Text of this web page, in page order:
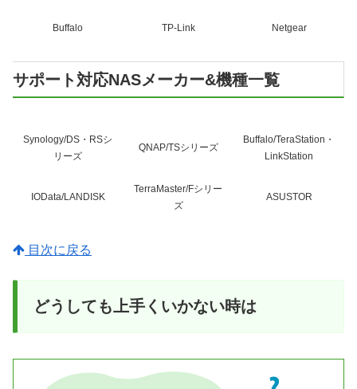
Buffalo TP-Link Netgear
サポート対応NASメーカー&機種一覧
Synology/DS・RSシ
リーズ
QNAP/TSシリーズ
Buffalo/TeraStation・
LinkStation
IOData/LANDISK
TerraMaster/Fシリー
ズ
ASUSTOR
目次に戻る
どうしても上手くいかない時は